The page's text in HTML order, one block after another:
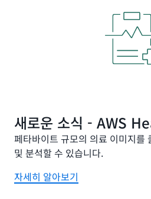
새로운 소식 - AWS
페타바이트 규모의 의료 이미지를
및 분석할 수 있습니다.
자세히 알아보기